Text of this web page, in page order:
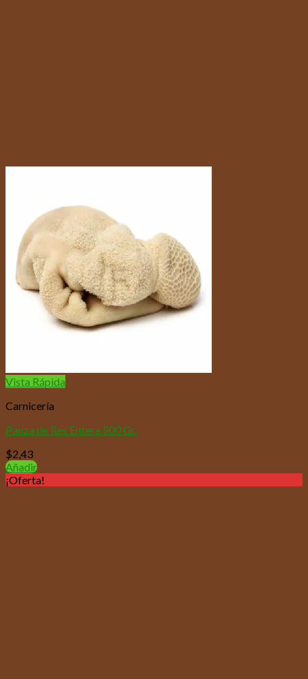
Vista Rápida
Carnicería
Panza de Res Entera 500 Gr.
$2,43
Añadir
¡Oferta!